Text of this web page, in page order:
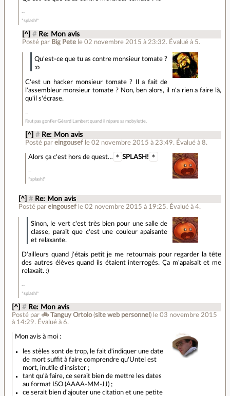
*splash!*
[^] # Re: Mon avis
Posté par Big Pete le 02 novembre 2015 à 23:32. Évalué à 5.
Qu'est-ce que tu as contre monsieur tomate ?
:o
C'est un hacker monsieur tomate ? Il a fait de
l'assembleur monsieur tomate ? Non, ben alors, il n'a rien a faire là,
qu'il s'écrase.
Faut pas gonfler Gérard Lambert quand il répare sa mobylette.
[^] # Re: Mon avis
Posté par eingousef le 02 novembre 2015 à 23:49. Évalué à 8.
Alors ça c'est hors de quest… * SPLASH! *
*splash!*
[^] # Re: Mon avis
Posté pareingousef le 02 novembre 2015 à 19:25. Évalué à4.
Sinon, le vert c'est très bien pour une salle de
classe, parait que c'est une couleur apaisante
et relaxante.
D'ailleurs quand j'étais petit je me retournais pour regarder la tête
des autres élèves quand ils étaient interrogés. Ça m'apaisait et me
relaxait. :)
*splash!*
[^] # Re: Mon avis
Posté par 🚲 Tanguy Ortolo(site web personnel ) le 03 novembre 2015
à 14:29. Évalué à6.
Mon avis à moi :
les stèles sont de trop, le fait d'indiquer une date
de mort suffit à faire comprendre qu'Untel est
mort, inutile d'insister ;
tant qu'à faire, ce serait bien de mettre les dates
au format ISO (AAAA-MM-JJ) ;
ce serait bien d'ajouter une citation et une petite